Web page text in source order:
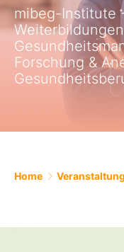
mibeg-Institute
Forschung &
Home